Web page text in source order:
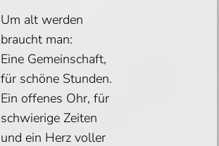
Um alt werden
braucht man:
Eine Gemeinschaft,
für schöne Stunden.
Ein offenes Ohr, für
schwierige Zeiten
und ein Herz voller